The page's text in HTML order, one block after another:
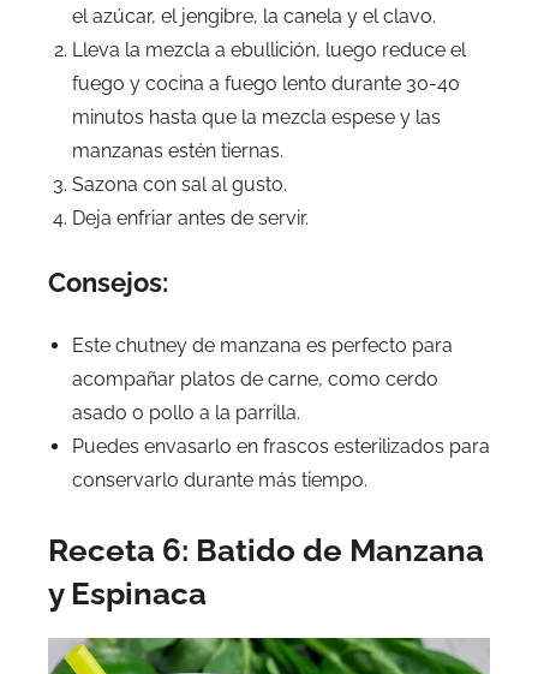
el azúcar, el jengibre, la canela y el clavo.
Lleva la mezcla a ebullición, luego reduce el
fuego y cocina a fuego lento durante 30-40
minutos hasta que la mezcla espese y las
manzanas estén tiernas.
Sazona con sal al gusto.
Deja enfriar antes de servir.
Consejos:
Este chutney de manzana es perfecto para
acompañar platos de carne, como cerdo
asado o pollo a la parrilla.
Puedes envasarlo en frascos esterilizados para
conservarlo durante más tiempo.
Receta 6: Batido de Manzana
y Espinaca